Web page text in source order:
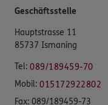
Geschäftsstelle
Hauptstrasse 11
85737 Ismaning
Tel: 089/189459-70
Mobil: 015172922802
Fax: 089/189459-73